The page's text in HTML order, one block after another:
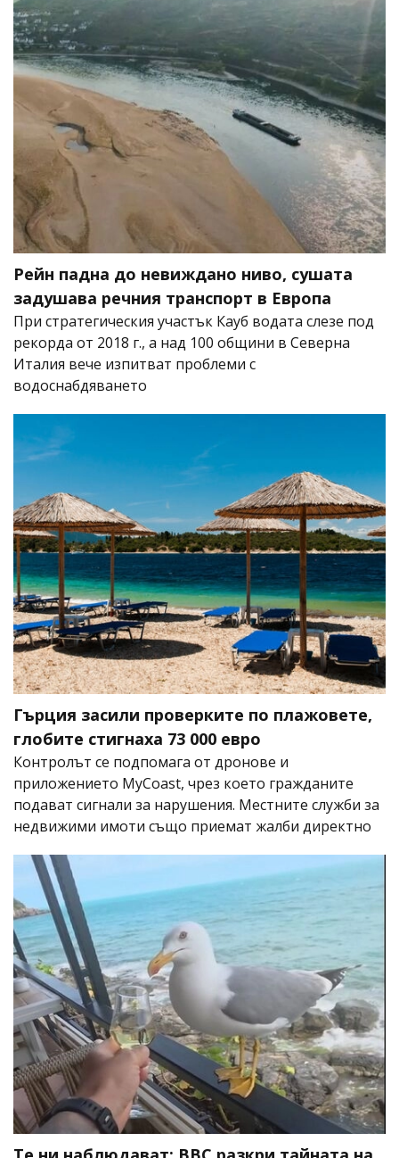
Рейн падна до невиждано ниво, сушата
задушава речния транспорт в Европа
При стратегическия участък Кауб водата слезе под
рекорда от 2018 г., а над 100 общини в Северна
Италия вече изпитват проблеми с
водоснабдяването
Гърция засили проверките по плажовете,
глобите стигнаха 73 000 евро
Контролът се подпомага от дронове и
приложението MyCoast, чрез което гражданите
подават сигнали за нарушения. Местните служби за
недвижими имоти също приемат жалби директно